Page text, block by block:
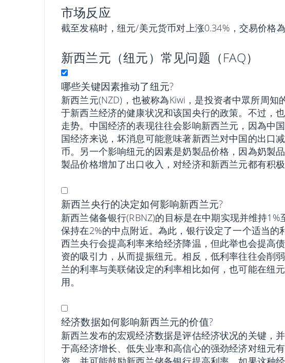
市场反应
截至发稿时，纽元/美元货币对上涨0.34%，交易价格為
新西兰元（纽元）常见问题（FAQ）
哪些关键因素推动了纽元?
新西兰元(NZD)，也被称為Kiwi，是投资者中眾所周
于新西兰经济的健康状况和该国央行的政策。不过，
走势。中国经济的表现往往会影响新西兰元，因為中
国经济来说，坏消息可能意味著新西兰对中国的出口
币。另一个影响纽元的因素是奶製品价格，因為奶製
製品价格增加了出口收入，对经济和新西兰元都有积极
新西兰央行的决定如何影响新西兰元?
新西兰储备银行(RBNZ)的目标是在中期实现并维持
保持在2%的中点附近。為此，银行设定了一个适当
西兰央行会提高利率来给经济降温，但此举也会提高
资的吸引力，从而提振纽元。相反，低利率往往会削
兰的利率与美联储设定的利率相比如何，也可能在纽
用。
经济数据如何影响新西兰元的价值?
新西兰发布的宏观经济数据是评估经济状况的关键，
于高经济增长、低失业率和高信心的强劲经济对纽元